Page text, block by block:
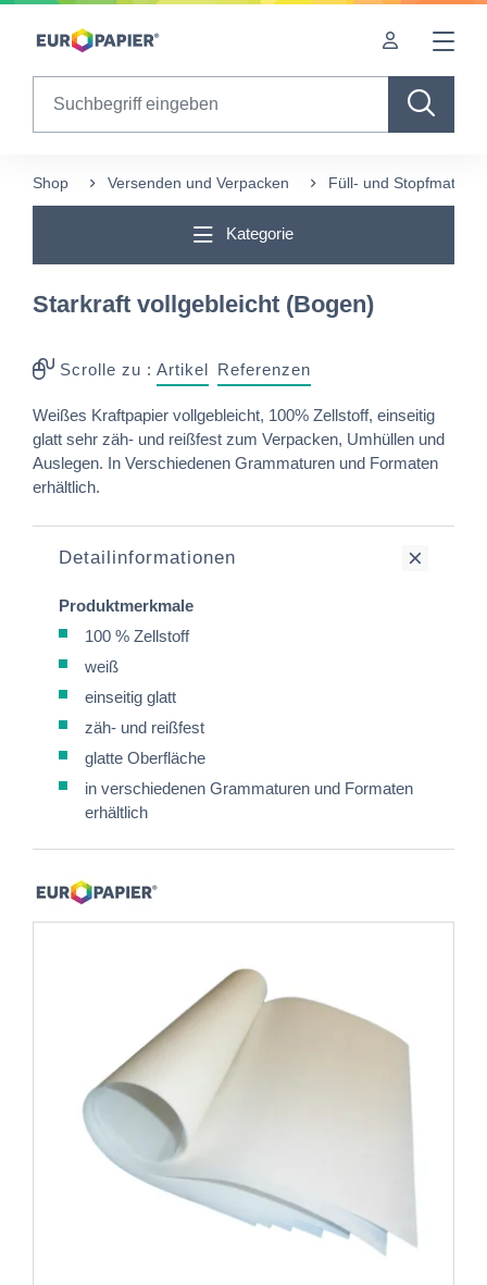
Table Of Content
Diese Produkte könnten Sie auch interessieren
Buchprojekt "Totes Gebirge" auf Bindakote & IBO
Shop Versenden und Verpacken Füll- und
Kategorie
Starkraft vollgebleicht (Bogen)
Scrolle zu : Artikel Referenzen
Weißes Kraftpapier vollgebleicht, 100% Zellstoff, einseitig
glatt sehr zäh- und reißfest zum Verpacken, Umhüllen und
Auslegen. In Verschiedenen Grammaturen und Formaten
erhältlich.
Detailinformationen
Produktmerkmale
100 % Zellstoff
weiß
einseitig glatt
zäh- und reißfest
glatte Oberfläche
in verschiedenen Grammaturen und Formaten
erhältlich